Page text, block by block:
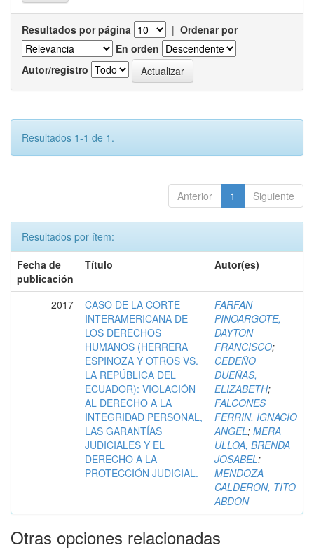
Resultados por página | Ordenar por
En orden
Autor/registro
Resultados 1-1 de 1.
Anterior 1 Siguiente
Resultados por ítem:
Fecha de
publicación
Título Autor(es)
2017
CASO DE LA CORTE
INTERAMERICANA DE
LOS DERECHOS
HUMANOS (HERRERA
ESPINOZA Y OTROS VS.
LA REPÚBLICA DEL
ECUADOR): VIOLACIÓN
AL DERECHO A LA
INTEGRIDAD PERSONAL,
LAS GARANTÍAS
JUDICIALES Y EL
DERECHO A LA
PROTECCIÓN JUDICIAL.
FARFAN
PINOARGOTE,
DAYTON
FRANCISCO;
CEDEÑO
DUEÑAS,
ELIZABETH;
FALCONES
FERRIN, IGNACIO
ANGEL; MERA
ULLOA, BRENDA
JOSABEL;
MENDOZA
CALDERON, TITO
ABDON
Otras opciones relacionadas